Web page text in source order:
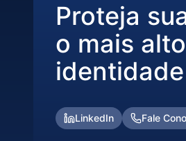
Proteja
o mais
LinkedIn Fale